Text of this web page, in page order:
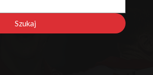
Szukaj